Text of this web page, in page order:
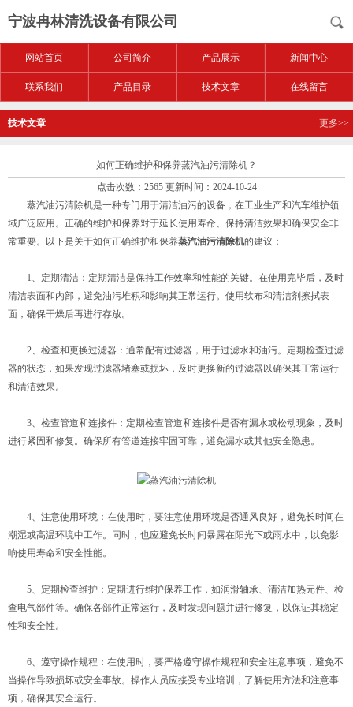
宁波冉林清洗设备有限公司
网站首页 公司简介 产品展示 新闻中心
联系我们 产品目录 技术文章 在线留言
技术文章 更多>>
如何正确维护和保养蒸汽油污清除机？
点击次数：2565 更新时间：2024-10-24
蒸汽油污清除机是一种专门用于清洁油污的设备，在工业生产和汽车维护领
域广泛应用。正确的维护和保养对于延长使用寿命、保持清洁效果和确保安全非
常重要。以下是关于如何正确维护和保养蒸汽油污清除机的建议：
1、定期清洁：定期清洁是保持工作效率和性能的关键。在使用完毕后，及时
清洁表面和内部，避免油污堆积和影响其正常运行。使用软布和清洁剂擦拭表
面，确保干燥后再进行存放。
2、检查和更换过滤器：通常配有过滤器，用于过滤水和油污。定期检查过滤
器的状态，如果发现过滤器堵塞或损坏，及时更换新的过滤器以确保其正常运行
和清洁效果。
3、检查管道和连接件：定期检查管道和连接件是否有漏水或松动现象，及时
进行紧固和修复。确保所有管道连接牢固可靠，避免漏水或其他安全隐患。
4、注意使用环境：在使用时，要注意使用环境是否通风良好，避免长时间在
潮湿或高温环境中工作。同时，也应避免长时间暴露在阳光下或雨水中，以免影
响使用寿命和安全性能。
5、定期检查维护：定期进行维护保养工作，如润滑轴承、清洁加热元件、检
查电气部件等。确保各部件正常运行，及时发现问题并进行修复，以保证其稳定
性和安全性。
6、遵守操作规程：在使用时，要严格遵守操作规程和安全注意事项，避免不
当操作导致损坏或安全事故。操作人员应接受专业培训，了解使用方法和注意事
项，确保其安全运行。